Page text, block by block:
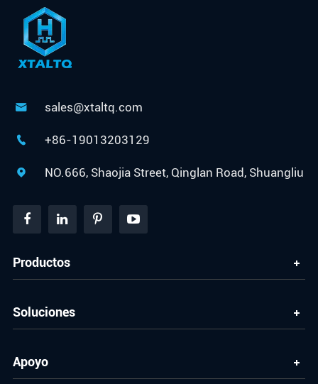
 sales@xtaltq.com
 +86-19013203129
 NO.666, Shaojia Street, Qinglan Road, Shuangliu
Productos
Soluciones
Apoyo